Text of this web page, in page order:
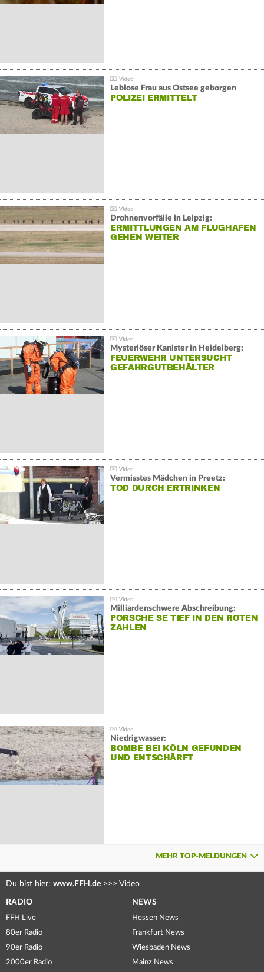
Leblose Frau aus Ostsee geborgen
POLIZEI ERMITTELT
Drohnenvorfälle in Leipzig:
ERMITTLUNGEN AM FLUGHAFEN
GEHEN WEITER
Mysteriöser Kanister in Heidelberg:
FEUERWEHR UNTERSUCHT
GEFAHRGUTBEHÄLTER
Vermisstes Mädchen in Preetz:
TOD DURCH ERTRINKEN
Milliardenschwere Abschreibung:
PORSCHE SE TIEF IN DEN ROTEN
ZAHLEN
Niedrigwasser:
BOMBE BEI KÖLN GEFUNDEN
UND ENTSCHÄRFT
MEHR TOP-MELDUNGEN
Du bist hier: www.FFH.de >>> Video
RADIO
FFH Live
80er Radio
90er Radio
2000er Radio
NEWS
Hessen News
Frankfurt News
Wiesbaden News
Mainz News